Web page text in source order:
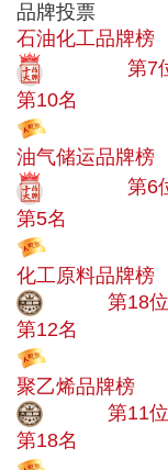
品牌投票
石油化工品牌榜
第7
第10名
油气储运品牌榜
第6
第5名
化工原料品牌榜
第18位
第12名
聚乙烯品牌榜
第11位
第18名